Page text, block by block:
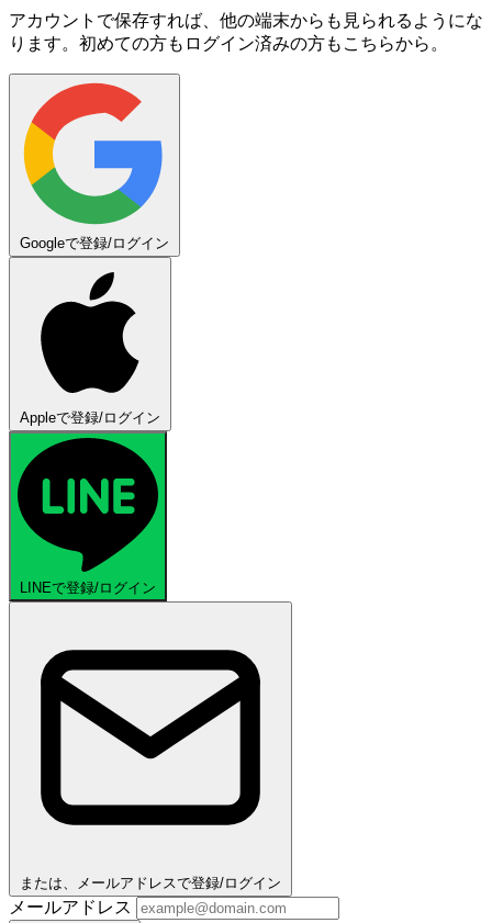
アカウントで保存すれば、他の端末からも見られるようにな
ります。初めての方もログイン済みの方もこちらから。
Googleで登録/ログイン
Appleで登録/ログイン
LINEで登録/ログイン
または、メールアドレスで登録/ログイン
メールアドレス